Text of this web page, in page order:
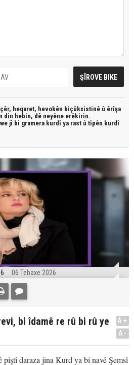
çêr, heqaret, hevokên biçûkxistinê û êrîşa
din hebin, dê neyêne erêkirin.
jî bi gramera kurdî ya rast û tîpên kurdî
06 Tebaxe 2026
bi îdamê re rû bi rû ye
A+
A-
piştî daraza jina Kurd ya bi navê Şemsî